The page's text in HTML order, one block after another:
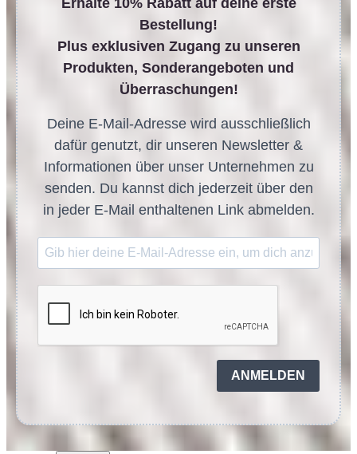
Bestellung!
Plus exklusiven Zugang zu unseren
Produkten, Sonderangeboten und
Überraschungen!
Deine E-Mail-Adresse wird ausschließlich
dafür genutzt, dir unseren Newsletter &
Informationen über unser Unternehmen zu
senden. Du kannst dich jederzeit über den
in jeder E-Mail enthaltenen Link abmelden.
ANMELDEN